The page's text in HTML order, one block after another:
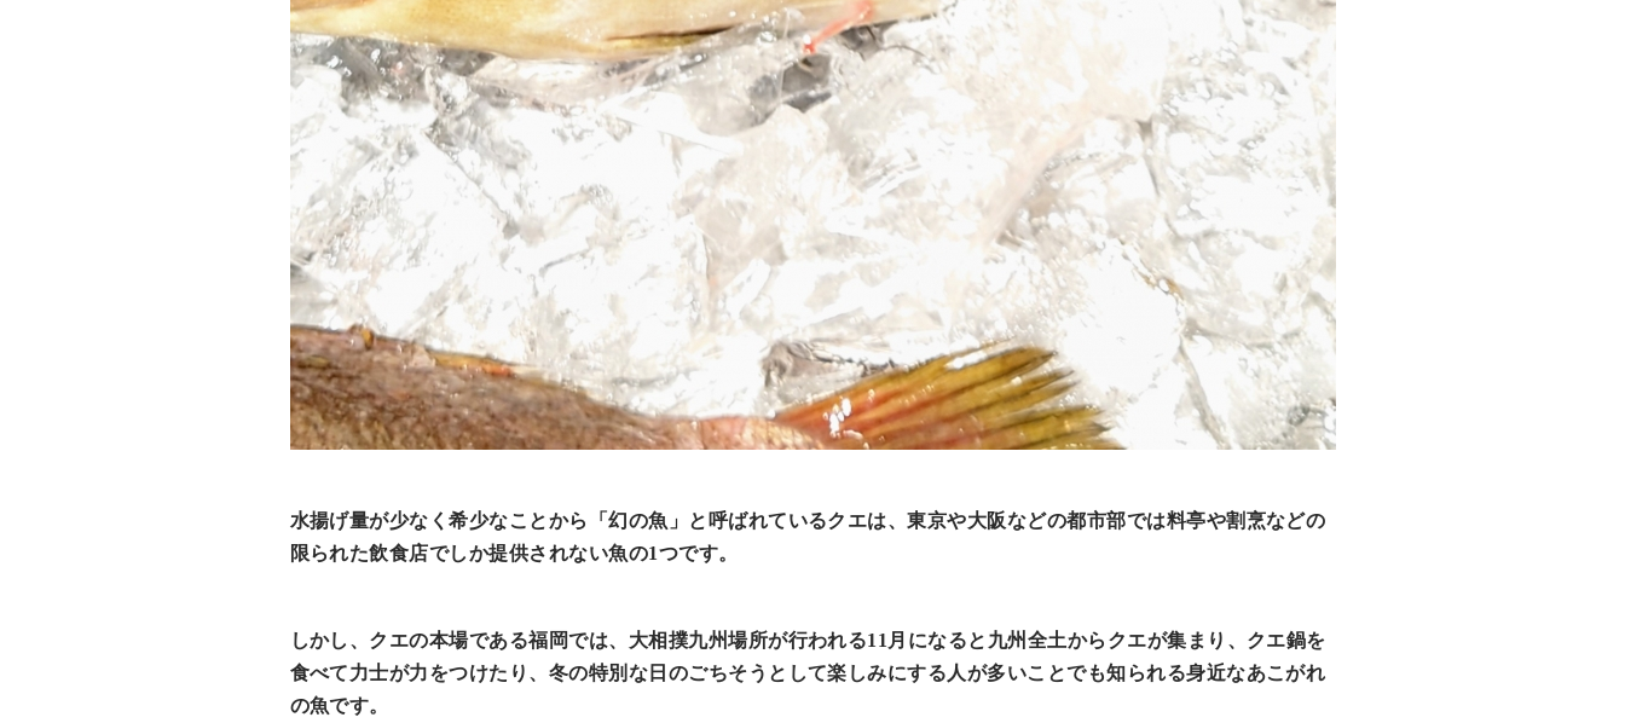
水揚げ量が少なく希少なことから「幻の魚」と呼ばれているクエは、東京や大阪などの都市部では料亭や割烹などの
限られた飲食店でしか提供されない魚の1つです。
しかし、クエの本場である福岡では、大相撲九州場所が行われる11月になると九州全土からクエが集まり、クエ鍋を
食べて力士が力をつけたり、冬の特別な日のごちそうとして楽しみにする人が多いことでも知られる身近なあこがれ
の魚です。